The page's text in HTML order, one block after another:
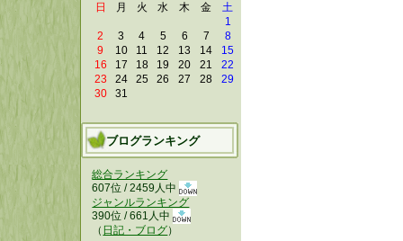
日
月 火 水 木 金
土
1
2
3 4 5 6 7
8
9
10 11 12 13 14
15
16
17 18 19 20 21
22
23
24 25 26 27 28
29
30
31
ブログランキング
総合ランキング
607位 / 2459人中
ジャンルランキング
390位 / 661人中
（ 日記・ブログ）